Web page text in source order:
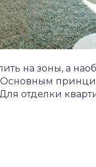
на зоны, а
отделки